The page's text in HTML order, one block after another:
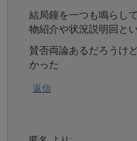
結局鐘を一つも鳴らし
物紹介や状況説明回と
賛否両論あるだろうけ
かった
返信